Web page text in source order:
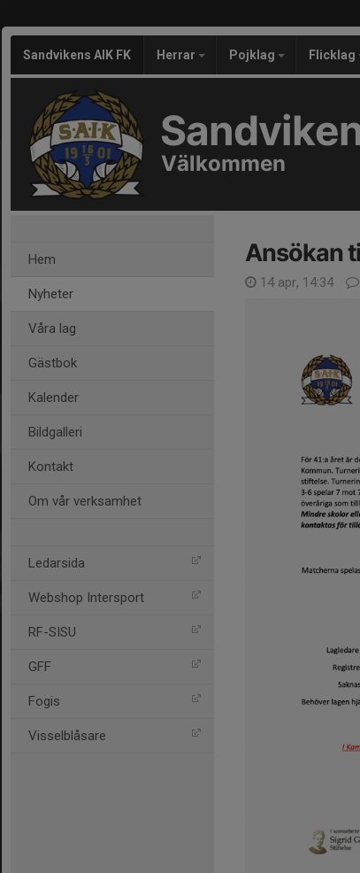
Sandvikens AIK FK Herrar Pojklag Flicklag
Välkommen
Hem
Nyheter
Våra lag
Gästbok
Kalender
Bildgalleri
Kontakt
Om vår verksamhet
Ledarsida
Webshop Intersport
RF-SISU
GFF
Fogis
Visselblåsare
Ansökan
14 apr, 14:34